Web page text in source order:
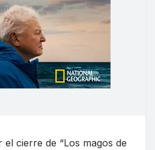
cierre de “Los magos de